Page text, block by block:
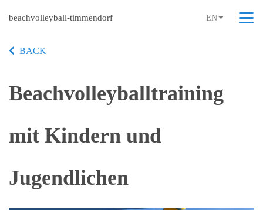
beachvolleyball-timmendorf EN
BACK
Beachvolleyballtraining
mit Kindern und
Jugendlichen